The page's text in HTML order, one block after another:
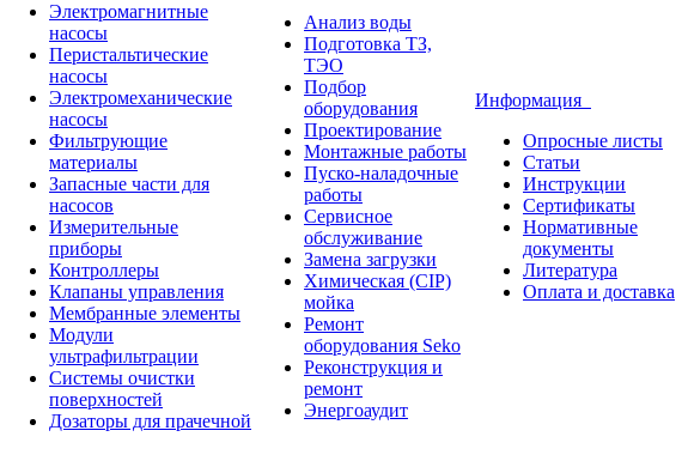
Электромагнитные
насосы
Перистальтические
насосы
Электромеханические
насосы
Фильтрующие
материалы
Запасные части для
насосов
Измерительные
приборы
Контроллеры
Клапаны управления
Мембранные элементы
Модули
ультрафильтрации
Системы очистки
поверхностей
Дозаторы для прачечной
Анализ воды
Подготовка ТЗ,
ТЭО
Подбор
оборудования
Проектирование
Монтажные работы
Пуско-наладочные
работы
Сервисное
обслуживание
Замена загрузки
Химическая (CIP)
мойка
Ремонт
оборудования Seko
Реконструкция и
ремонт
Энергоаудит
Информация
Опросные листы
Статьи
Инструкции
Сертификаты
Нормативные
документы
Литература
Оплата и доставка